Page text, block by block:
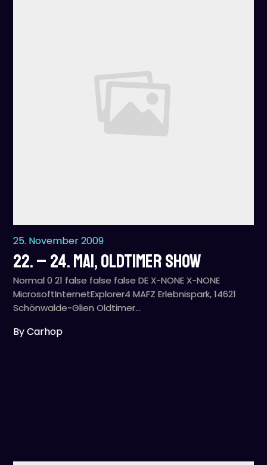
25. November 2009
22. – 24. Mai, Oldtimer Show
Normal 0 21 false false false DE X-NONE X-NONE
MicrosoftInternetExplorer4 MAFZ Erlebnispark, 14621
Schönwalde-Glien Oldtimer…
By Carhop